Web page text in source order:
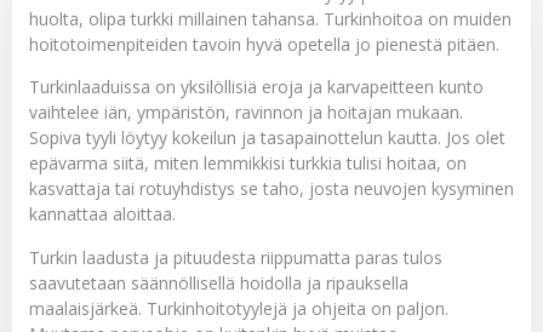
huolta, olipa turkki millainen tahansa. Turkinhoitoa on muiden
hoitotoimenpiteiden tavoin hyvä opetella jo pienestä pitäen.
Turkinlaaduissa on yksilöllisiä eroja ja karvapeitteen kunto
vaihtelee iän, ympäristön, ravinnon ja hoitajan mukaan.
Sopiva tyyli löytyy kokeilun ja tasapainottelun kautta. Jos olet
epävarma siitä, miten lemmikkisi turkkia tulisi hoitaa, on
kasvattaja tai rotuyhdistys se taho, josta neuvojen kysyminen
kannattaa aloittaa.
Turkin laadusta ja pituudesta riippumatta paras tulos
saavutetaan säännöllisellä hoidolla ja ripauksella
maalaisjärkeä. Turkinhoitotyylejä ja ohjeita on paljon.